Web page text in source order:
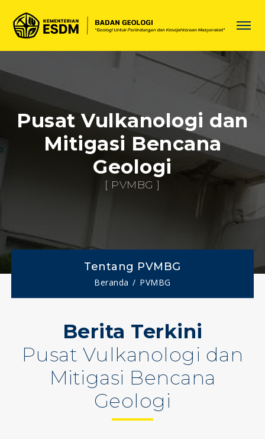
Pusat Vulkanologi dan
Mitigasi Bencana
Geologi
[ PVMBG ]
Tentang PVMBG
Beranda PVMBG
Berita Terkini
Pusat Vulkanologi dan
Mitigasi Bencana
Geologi